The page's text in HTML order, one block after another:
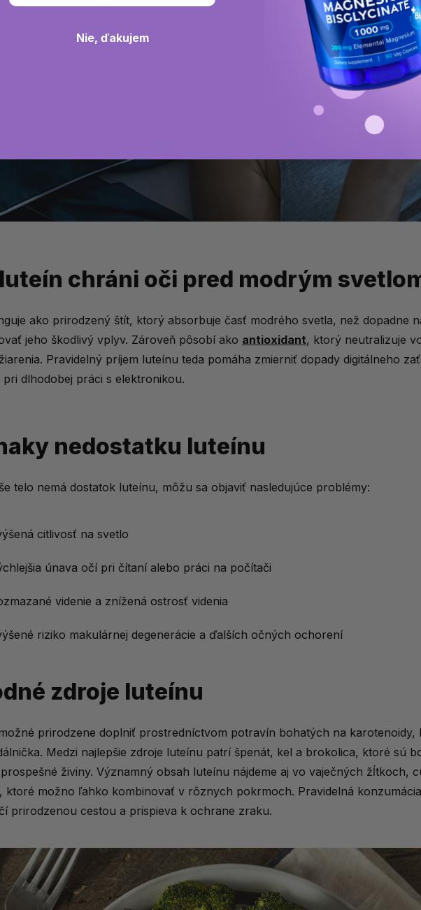
chráni oči pred modrým
ako prirodzený štít, ktorý absorbuje časť modrého svetla, než dopadne
jeho škodlivý vplyv. Zároveň pôsobí ako antioxidant, ktorý neutralizuje
Pravidelný príjem luteínu teda pomáha zmierniť dopady digitálneho
pri dlhodobej práci s elektronikou.
nedostatku luteínu
telo nemá dostatok luteínu, môžu sa objaviť nasledujúce problémy:
citlivosť na svetlo
únava očí pri čítaní alebo práci na počítači
videnie a znížená ostrosť videnia
riziko makulárnej degenerácie a ďalších očných ochorení
zdroje luteínu
prirodzene doplniť prostredníctvom potravín bohatých na
Medzi najlepšie zdroje luteínu patrí špenát, kel a brokolica, ktoré sú
živiny. Významný obsah luteínu nájdeme aj vo vaječných žĺtkoch,
ktoré možno ľahko kombinovať v rôznych pokrmoch. Pravidelná
prirodzenou cestou a prispieva k ochrane zraku.
Nie, ďakujem